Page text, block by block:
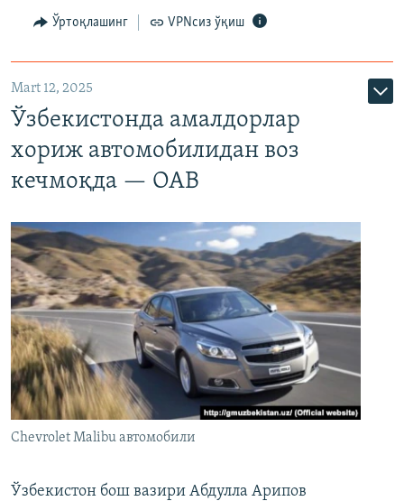
Ўртоқлашинг VPNсиз ўқиш
Mart 12, 2025
Ўзбекистонда амалдорлар
хориж автомобилидан воз
кечмоқда — ОАВ
Chevrolet Malibu автомобили
Ўзбекистон бош вазири Абдулла Арипов